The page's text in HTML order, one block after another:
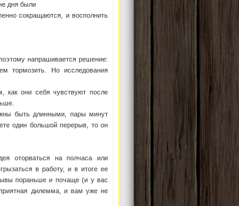
дня были
сокращаются, и восполнить
напрашивается решение:
тормозить. Но исследования
как они себя чувствуют после
быть длинными, пары минут
один большой перерыв, то он
оторваться на полчаса или
в работу, и в итоге ее
пораньше и почаще (и у вас
дилемма, и вам уже не